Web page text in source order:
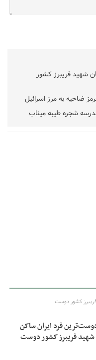
شهید فریبرز کشور
ضاحیه به مرز اسرائیل
شجره طیبه میناب
کشور دوست
فرد ایران ساکن
شهید فریبرز کشور دوست